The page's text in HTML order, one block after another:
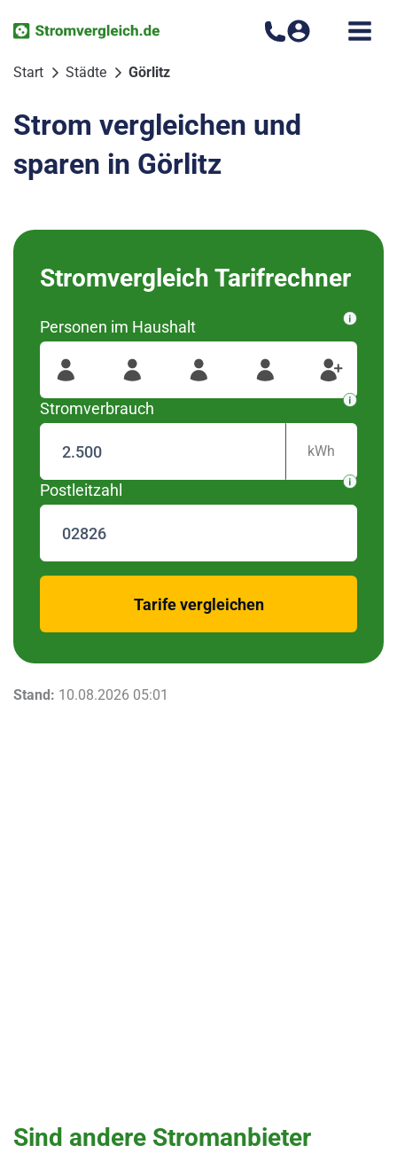
Inhalt
Start
Städte Görlitz
Strom vergleichen und
sparen in Görlitz
Stromvergleich Tarifrechner
Personen im Haushalt
Stromverbrauch
kWh
Postleitzahl
Tarife vergleichen
Bitte wählen Sie Ihren
Ortsteil aus
Für Ihre Postleitzahl
02826
wurden diese Regionen
gefunden
Stand: 10.08.2026 05:01
Sind andere Stromanbieter